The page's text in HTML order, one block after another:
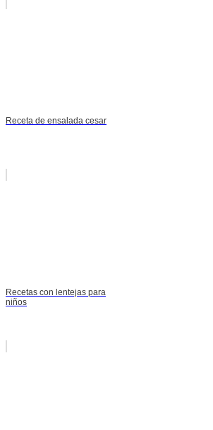
Receta de ensalada cesar
Recetas con lentejas para
niños